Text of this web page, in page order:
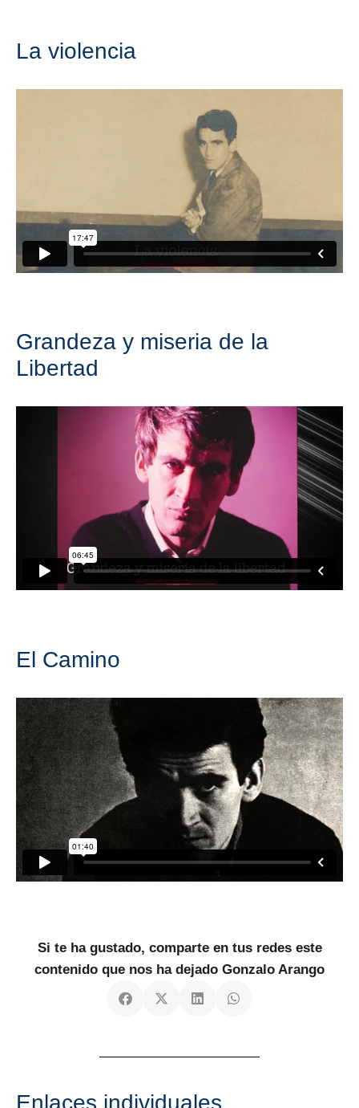
La violencia
Grandeza y miseria de la
Libertad
El Camino
Si te ha gustado, comparte en tus redes este
contenido que nos ha dejado Gonzalo Arango
Enlaces individuales